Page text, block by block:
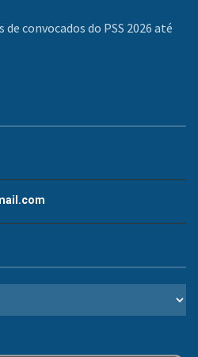
convocados do PSS 2026 até